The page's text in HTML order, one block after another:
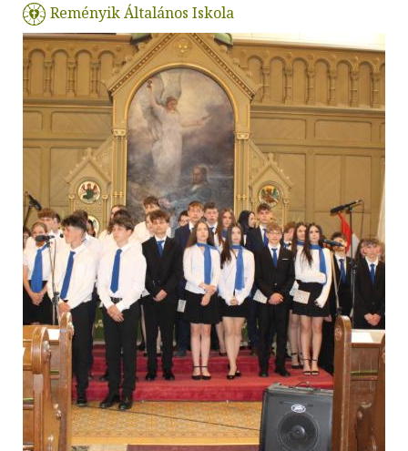
Reményik Általános Iskola